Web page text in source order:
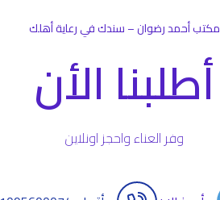
مكتب أحمد رضوان – سندك في رعاية أهلك
أطلبنا الأن
وفر العناء واحجز اونلاين